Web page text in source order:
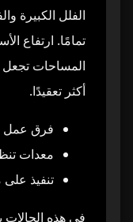
الفلل الكبيرة
تمامًا. ارتفاع
المساحات تجعل
أكثر تعقيدًا.
فرق عمل
معدات
تنفيذ على
في هذه الحالات